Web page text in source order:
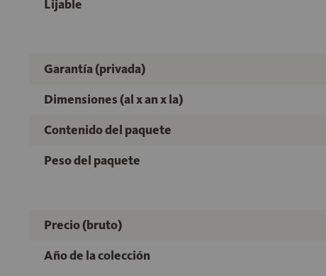
Lijable
Garantía (privada)
Dimensiones (al x an x la)
Contenido del paquete
Peso del paquete
Precio (bruto)
Año de la colección